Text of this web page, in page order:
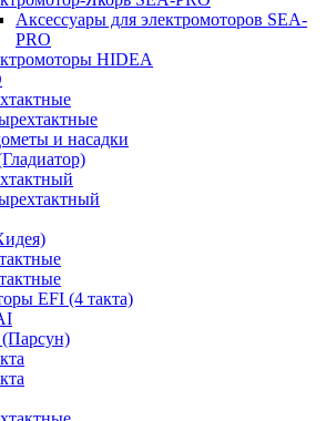
Аксессуары для электромоторов SEA-
PRO
HIDEA
и насадки
EFI (4 такта)